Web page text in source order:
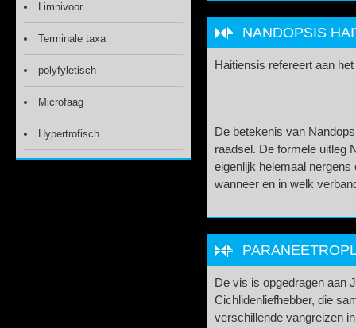
NANDOPSIS
Haitiensis refereert aan
De betekenis van
raadsel. De formele uitleg
eigenlijk helemaal
wanneer en in welk
De vis is opgedragen aan
Cichlidenliefhebber, die
verschillende vangreizen
Limnivoor
Terminale taxa
polyfyletisch
Microfaag
Hypertrofisch